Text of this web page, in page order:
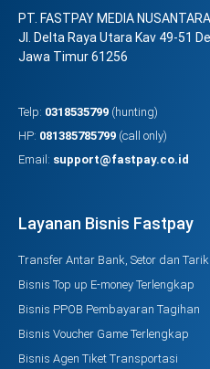
PT. FASTPAY MEDIA NUSANTARA
Jl. Delta Raya Utara Kav 49-51
Jawa Timur 61256
Telp: 0318535799 (hunting)
HP: 081385785799 (call only)
Email: support@fastpay.co.id
Layanan Bisnis Fastpay
Transfer Antar Bank, Setor dan Tarik
Bisnis Top up E-money Terlengkap
Bisnis PPOB Pembayaran Tagihan
Bisnis Voucher Game Terlengkap
Bisnis Agen Tiket Transportasi